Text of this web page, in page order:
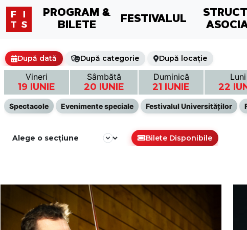
PROGRAM &
BILETE
FESTIVALUL
După dată După categorie După locație
Vineri
19 IUNIE
Sâmbătă
20 IUNIE
Duminică
21 IUNIE
Luni
22
Spectacole Evenimente speciale Festivalul Universităților
Bilete Disponibile